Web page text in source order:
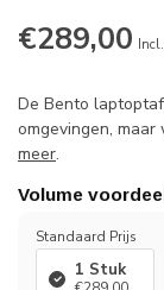
€289,00
De Bento
omgevingen,
meer.
Volume
Standaard Prijs
1 Stuk